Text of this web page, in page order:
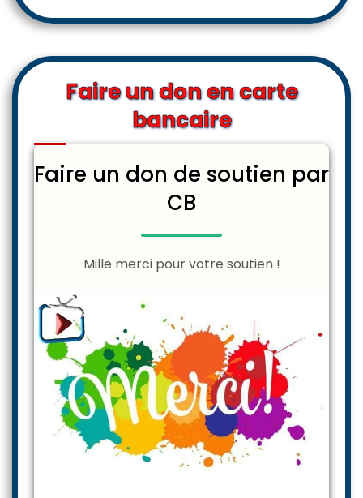
Faire un don en carte
bancaire
Faire un don de soutien par
CB
Mille merci pour votre soutien !